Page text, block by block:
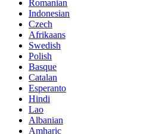
Romanian
Indonesian
Czech
Afrikaans
Swedish
Polish
Basque
Catalan
Esperanto
Hindi
Lao
Albanian
Amharic